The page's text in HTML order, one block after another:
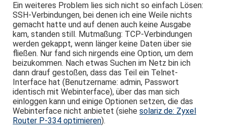
Ein weiteres Problem lies sich nicht so einfach Lösen:
SSH-Verbindungen, bei denen ich eine Weile nichts
gemacht hatte und auf denen auch keine Ausgabe
kam, standen still. Mutmaßung: TCP-Verbindungen
werden gekappt, wenn länger keine Daten über sie
fließen. Nur fand sich nirgends eine Option, um dem
beizukommen. Nach etwas Suchen im Netz bin ich
dann drauf gestoßen, dass das Teil ein Telnet-
Interface hat (Benutzername: admin, Passwort
identisch mit Webinterface), über das man sich
einloggen kann und einige Optionen setzen, die das
Webinterface nicht anbietet (siehesolariz.de: Zyxel
Router P-334 optimieren).